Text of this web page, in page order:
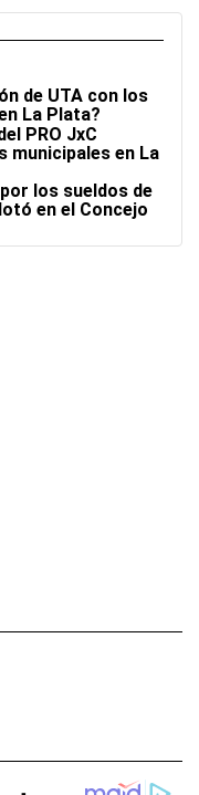
de UTA con los
La Plata?
PRO JxC
municipales en La
los sueldos de
en el Concejo